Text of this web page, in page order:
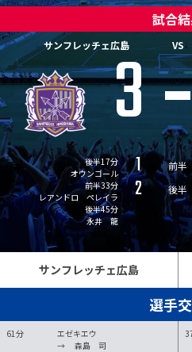
試合
サンフレッチェ広島 VS
3
後半17分
オウンゴール
前半33分
レアンドロ ペレイラ
後半45分
永井 龍
1 前半
2
後半
サンフレッチェ広島
選手
61分
エゼキエウ
→
森島 司